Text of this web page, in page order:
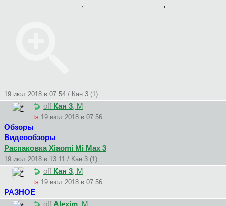
, ,
19 июл 2018 в 07:54 / Кан 3 (1)
off Кан 3, М
ts 19 июл 2018 в 07:56
Обзоры
Видеообзоры
Распаковка Xiaomi Mi Max 3
19 июл 2018 в 13:11 / Кан 3 (1)
off Кан 3, М
ts 19 июл 2018 в 07:56
РАЗНОЕ